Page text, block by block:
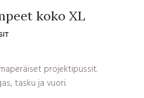
koko XL
projektipussit.
tasku ja vuori.